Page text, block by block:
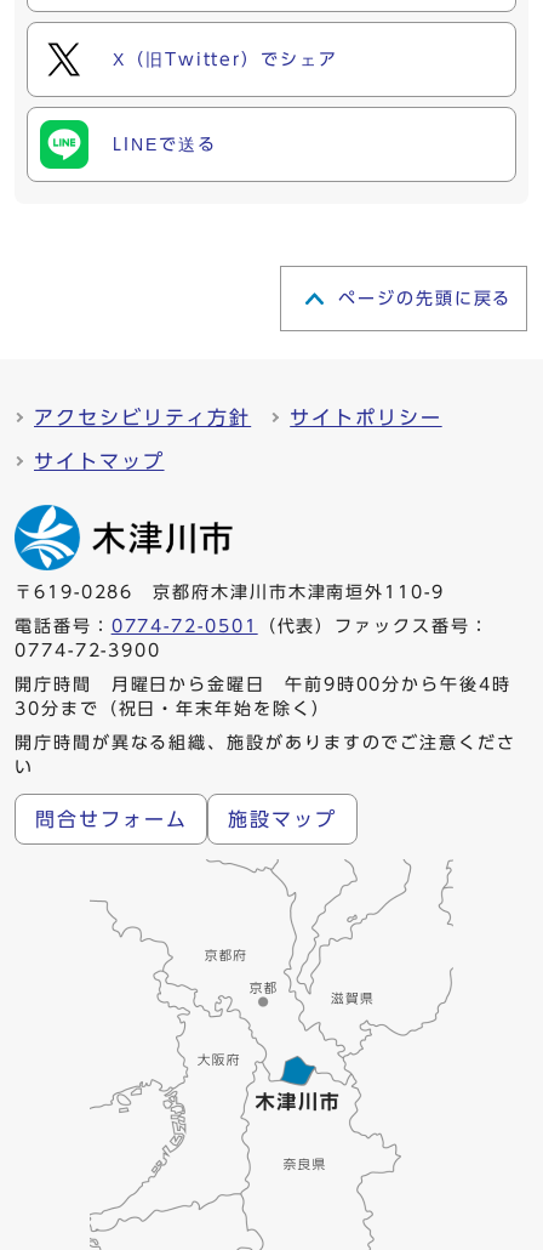
X（旧Twitter）でシェア
LINEで送る
ページの先頭に戻る
アクセシビリティ方針 サイトポリシー
サイトマップ
〒619-0286 京都府木津川市木津南垣外110-9
電話番号： 0774-72-0501
（代表）ファックス番号：
0774-72-3900
開庁時間 月曜日から金曜日 午前9時00分から午後4時
30分まで（祝日・年末年始を除く）
開庁時間が異なる組織、施設がありますのでご注意くださ
い
問合せフォーム 施設マップ